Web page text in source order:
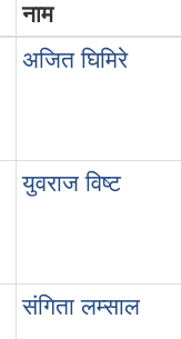
नाम
अजित घिमिरे
युवराज विष्‍ट
संगिता लम्साल